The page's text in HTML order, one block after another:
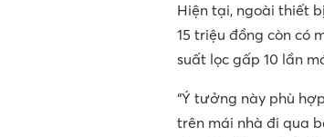
Hiện tại, ngoài thiết
15 triệu đồng còn có
suất lọc gấp 10 lần
“Ý tưởng này phù
trên mái nhà đi qua